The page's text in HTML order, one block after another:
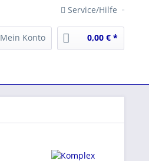
Service/Hilfe
Mein Konto 0,00 € *